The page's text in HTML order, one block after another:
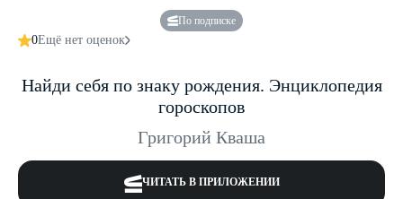
По подписке
0Ещё нет оценок
Найди себя по знаку рождения. Энциклопедия
гороскопов
Григорий Кваша
ЧИТАТЬ В ПРИЛОЖЕНИИ